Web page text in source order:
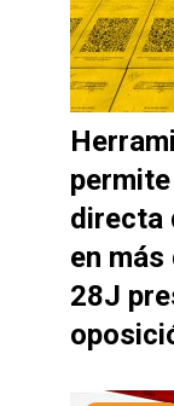
directa
en más
28J